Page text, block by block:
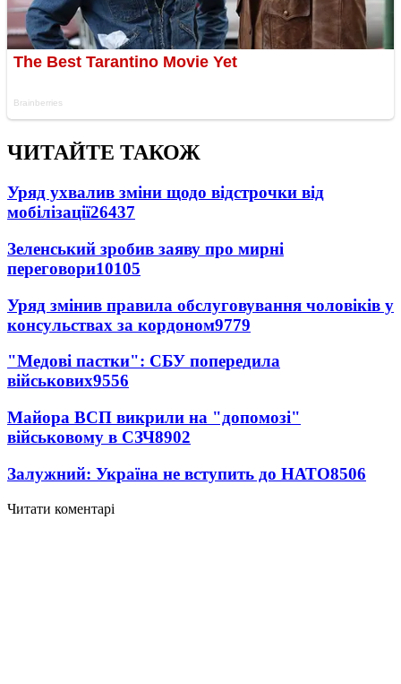
ЧИТАЙТЕ ТАКОЖ
Уряд ухвалив зміни щодо відстрочки від
мобілізації26437
Зеленський зробив заяву про мирні
переговори10105
Уряд змінив правила обслуговування чоловіків у
консульствах за кордоном9779
"Медові пастки": СБУ попередила
військових9556
Майора ВСП викрили на "допомозі"
військовому в СЗЧ8902
Залужний: Україна не вступить до НАТО8506
Читати коментарі